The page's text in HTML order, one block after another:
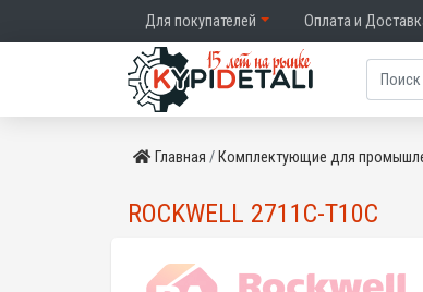
Для покупателей Оплата и
Главная Комплектующие для
ROCKWELL 2711C-T10C